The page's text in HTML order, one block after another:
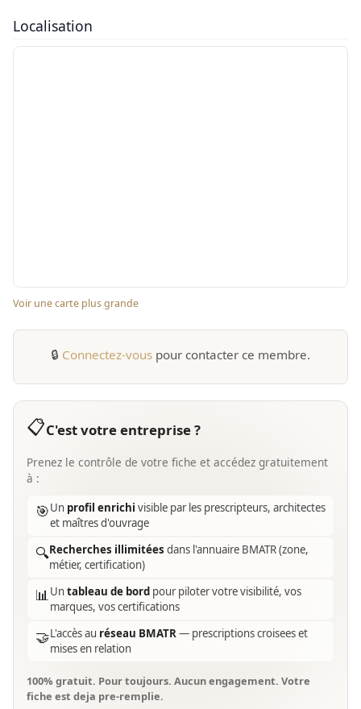
Localisation
Voir une carte plus grande
🔒 Connectez-vous pour contacter ce membre.
📋C'est votre entreprise ?
Prenez le contrôle de votre fiche et accédez gratuitement
à :
🎯Un profil enrichi visible par les prescripteurs, architectes
et maîtres d'ouvrage
🔍Recherches illimitées dans l'annuaire BMATR (zone,
métier, certification)
📊Untableau de bord pour piloter votre visibilité, vos
marques, vos certifications
🤝L'accès au réseau BMATR— prescriptions croisees et
mises en relation
100% gratuit. Pour toujours. Aucun engagement. Votre
fiche est deja pre-remplie.